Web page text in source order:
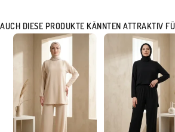
AUCH DIESE PRODUKTE KÄNNTEN ATTRAKTIV